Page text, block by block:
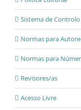
Sistema de
Normas para
Normas para
Revisores/as
Acesso Livre